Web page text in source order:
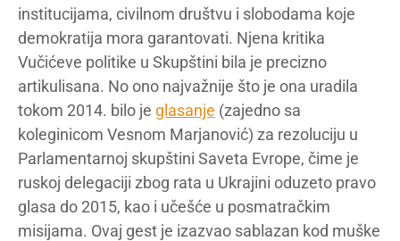
institucijama, civilnom društvu i slobodama koje
demokratija mora garantovati. Njena kritika
Vučićeve politike u Skupštini bila je precizno
artikulisana. No ono najvažnije što je ona uradila
tokom 2014. bilo je glasanje (zajedno sa
koleginicom Vesnom Marjanović) za rezoluciju u
Parlamentarnoj skupštini Saveta Evrope, čime je
ruskoj delegaciji zbog rata u Ukrajini oduzeto pravo
glasa do 2015, kao i učešće u posmatračkim
misijama. Ovaj gest je izazvao sablazan kod muške